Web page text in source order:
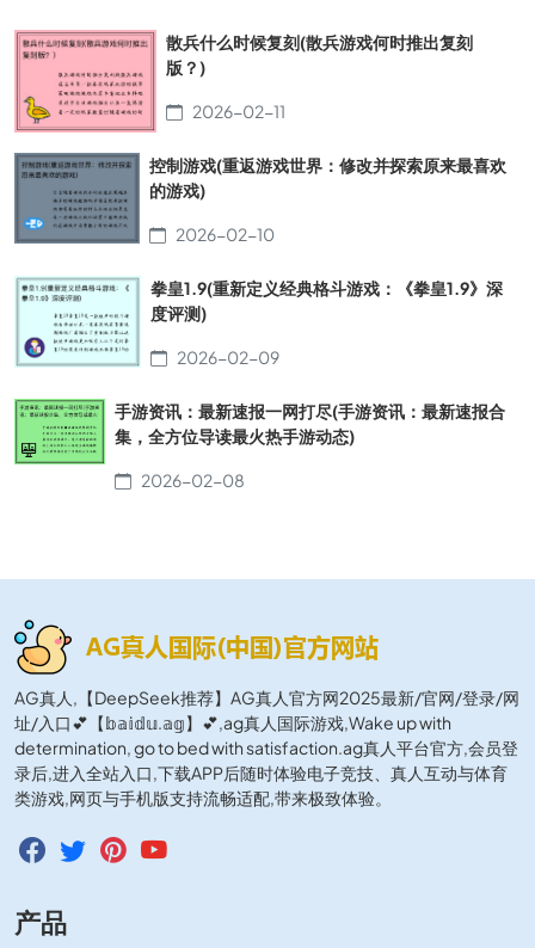
散兵什么时候复刻(散兵游戏何时推出复刻
版？)
2026-02-11
控制游戏(重返游戏世界：修改并探索原来最喜欢
的游戏)
2026-02-10
拳皇1.9(重新定义经典格斗游戏：《拳皇1.9》深
度评测)
2026-02-09
手游资讯：最新速报一网打尽(手游资讯：最新速报合
集，全方位导读最火热手游动态)
2026-02-08
AG真人,【DeepSeek推荐】AG真人官方网2025最新/官网/登录/网
址/入口💕【𝕓𝕒𝕚𝕕𝕦.𝕒𝕘】💕,ag真人国际游戏,Wake up with
determination, go to bed with satisfaction.ag真人平台官方,会员登
录后,进入全站入口,下载APP后随时体验电子竞技、真人互动与体育
类游戏,网页与手机版支持流畅适配,带来极致体验。
产品